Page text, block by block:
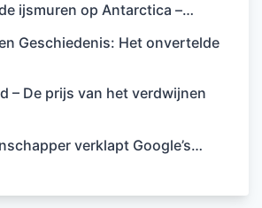
ijsmuren op Antarctica –…
Geschiedenis: Het onvertelde
– De prijs van het verdwijnen
verklapt Google’s…